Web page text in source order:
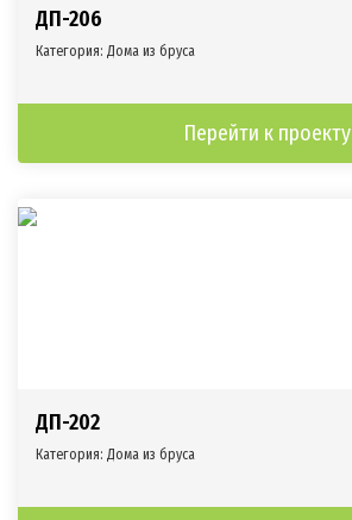
ДП-206
Категория: Дома из бруса
Перейти к проекту
ДП-202
Категория: Дома из бруса